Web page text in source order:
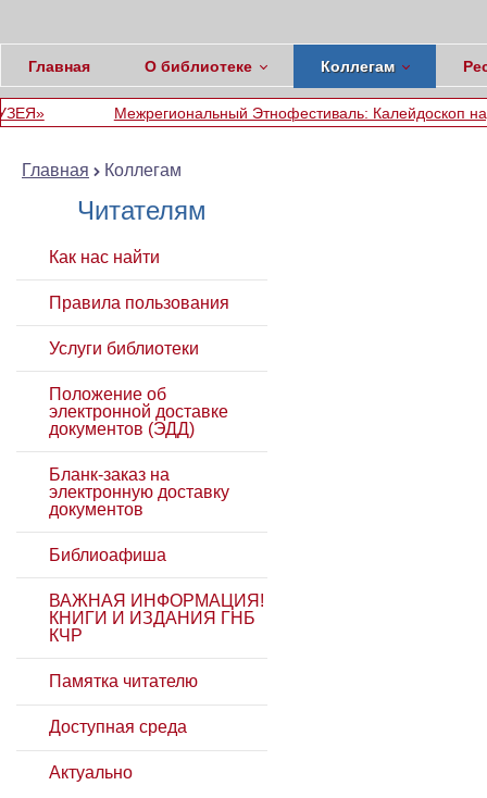
Главная О библиотеке Коллегам
Этнофестиваль: Калейдоскоп народов Кавказа.
Главная Коллегам
Читателям
Как нас найти
Правила пользования
Услуги библиотеки
Положение об
электронной доставке
документов (ЭДД)
Бланк-заказ на
электронную доставку
документов
Библиоафиша
ВАЖНАЯ ИНФОРМАЦИЯ!
КНИГИ И ИЗДАНИЯ ГНБ
КЧР
Памятка читателю
Доступная среда
Актуально